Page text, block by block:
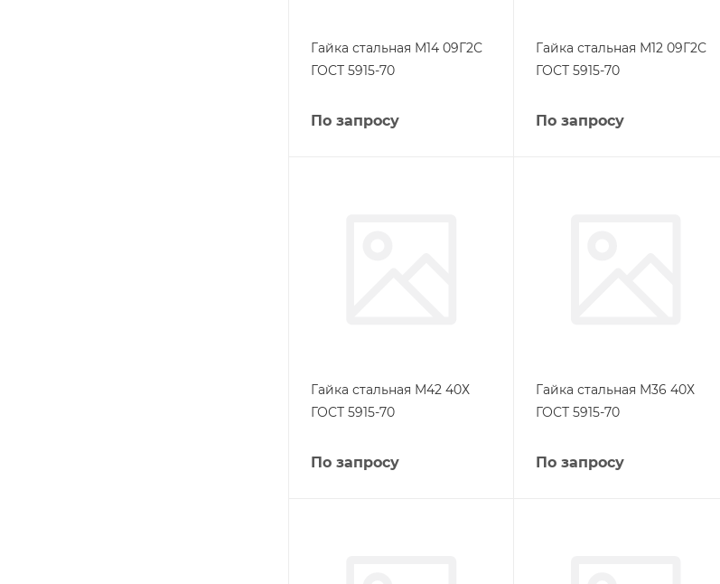
Гайка стальная М14 09Г2С
ГОСТ 5915-70
По запросу
Гайка стальная М12 09Г2С
ГОСТ 5915-70
По запросу
Гайка стальная М42 40Х
ГОСТ 5915-70
По запросу
Гайка стальная М36 40Х
ГОСТ 5915-70
По запросу